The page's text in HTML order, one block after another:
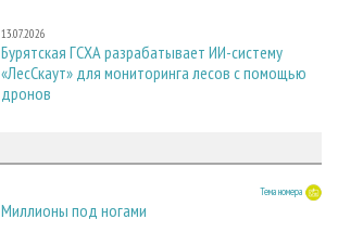
13.07.2026
Бурятская ГСХА разрабатывает ИИ-систему
«ЛесСкаут» для мониторинга лесов с помощью
дронов
Тема номера
Миллионы под ногами